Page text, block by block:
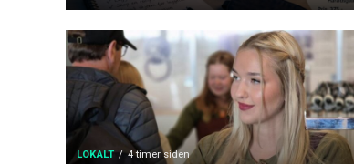
LOKALT 4 timer siden